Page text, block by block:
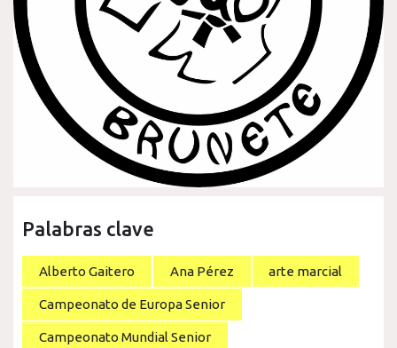
Palabras clave
Alberto Gaitero Ana Pérez arte marcial
Campeonato de Europa Senior
Campeonato Mundial Senior